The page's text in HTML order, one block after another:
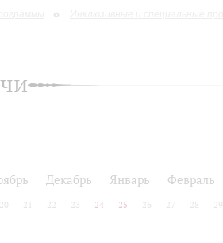
Декабрь Январь Февраль
20 21 22 23 24 25 26 27 28 29